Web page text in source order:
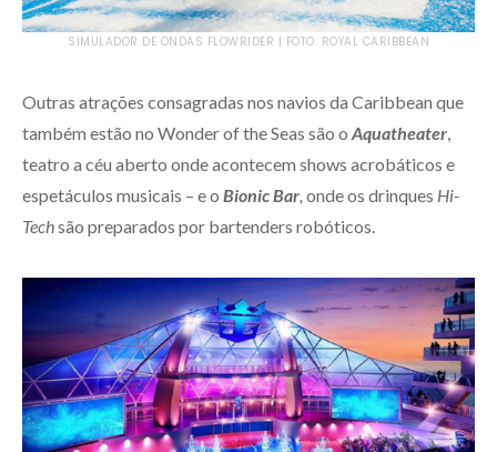
SIMULADOR DE ONDAS FLOWRIDER | FOTO: ROYAL CARIBBEAN
Outras atrações consagradas nos navios da Caribbean que
também estão no Wonder of the Seas são o Aquatheater,
teatro a céu aberto onde acontecem shows acrobáticos e
espetáculos musicais – e o Bionic Bar, onde os drinques Hi-
Techsão preparados por bartenders robóticos.